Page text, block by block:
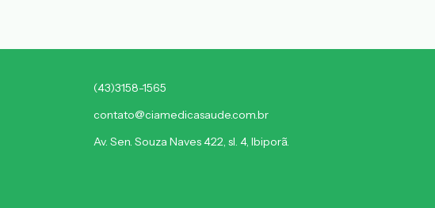
(43)3158-1565
contato@ciamedicasaude.com.br
Av. Sen. Souza Naves 422, sl. 4, Ibiporã.